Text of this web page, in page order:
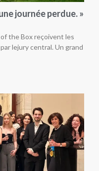
journée perdue. »
the Box reçoivent les
lejury central. Un grand